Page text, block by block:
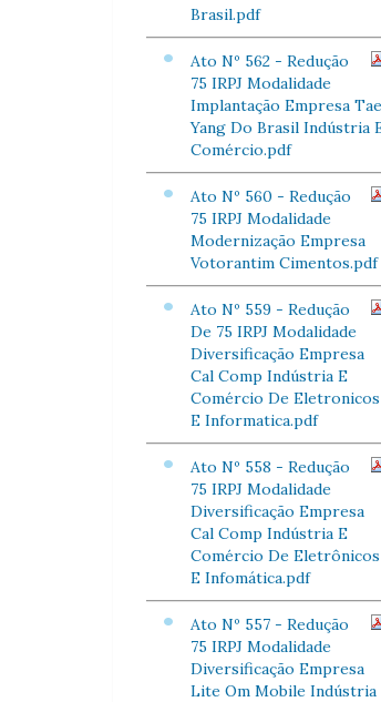
Brasil.pdf
Ato Nº 562 - Redução
75 IRPJ Modalidade
Implantação Empresa Tae
Yang Do Brasil Indústria
Comércio.pdf
Ato Nº 560 - Redução
75 IRPJ Modalidade
Modernização Empresa
Votorantim Cimentos.pdf
Ato Nº 559 - Redução
De 75 IRPJ Modalidade
Diversificação Empresa
Cal Comp Indústria E
Comércio De Eletronicos
E Informatica.pdf
Ato Nº 558 - Redução
75 IRPJ Modalidade
Diversificação Empresa
Cal Comp Indústria E
Comércio De Eletrônicos
E Infomática.pdf
Ato Nº 557 - Redução
75 IRPJ Modalidade
Diversificação Empresa
Lite Om Mobile Indústria